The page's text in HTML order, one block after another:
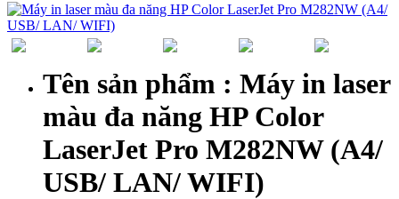
Tên sản phẩm : Máy in laser
màu đa năng HP Color
LaserJet Pro M282NW (A4/
USB/ LAN/ WIFI)